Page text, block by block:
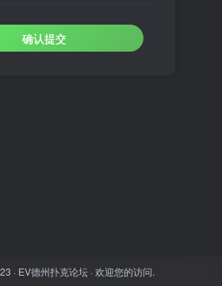
确认提交
· EV德州扑克论坛· 欢迎您的访问.